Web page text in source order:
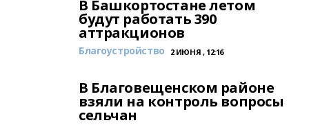
В Башкортостане летом
будут работать 390
аттракционов
Благоустройство 2 ИЮНЯ , 12:16
В Благовещенском районе
взяли на контроль вопросы
сельчан